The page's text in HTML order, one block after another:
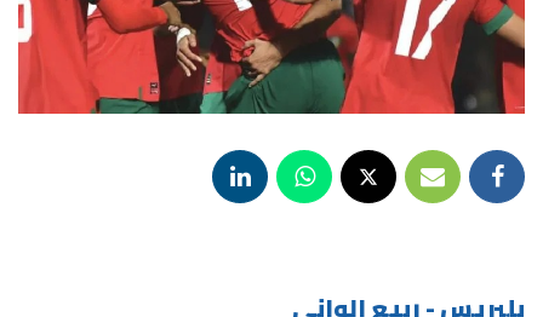
بلبريس - ربيع الواني